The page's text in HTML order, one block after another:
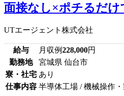
面接なし×ポチるだけ
UTエージェント株式会社
給与 月収例228,000円
勤務地
宮城県 仙台市
寮・社宅 あり
仕事内容 半導体工場 / 機械操作